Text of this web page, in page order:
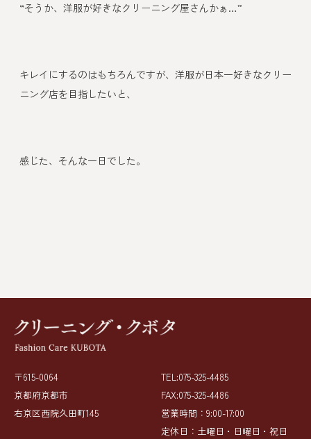
“そうか、洋服が好きなクリーニング屋さんかぁ…”
キレイにするのはもちろんですが、洋服が日本一好きなクリー
ニング店を目指したいと、
感じた、そんな一日でした。
〒615-0064
京都府京都市
右京区西院久田町145
TEL:075-325-4485
FAX:075-325-4486
営業時間：9:00-17:00
定休日：土曜日・日曜日・祝日